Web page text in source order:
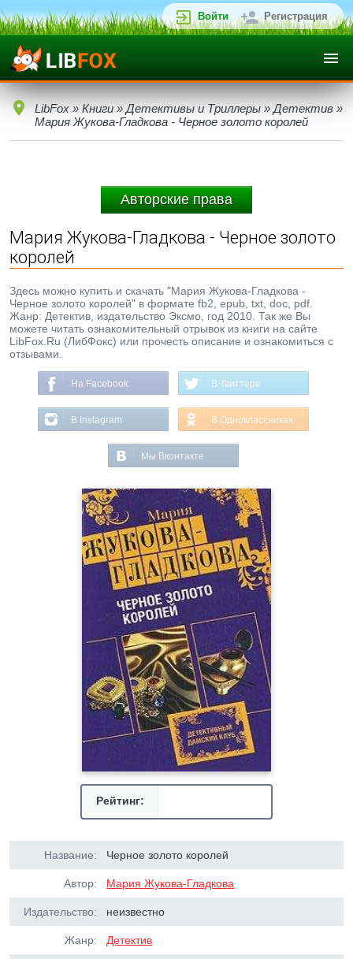
Войти Регистрация
LibFox » Книги » Детективы и Триллеры » Детектив »
Мария Жукова-Гладкова - Черное золото королей
Авторские права
Мария Жукова-Гладкова - Черное золото
королей
Здесь можно купить и скачать "Мария Жукова-Гладкова -
Черное золото королей" в формате fb2, epub, txt, doc, pdf.
Жанр: Детектив, издательство Эксмо, год 2010. Так же Вы
можете читать ознакомительный отрывок из книги на сайте
LibFox.Ru (ЛибФокс) или прочесть описание и ознакомиться с
отзывами.
На Facebook В Твиттере
В Instagram В Одноклассниках
Мы Вконтакте
Рейтинг:
Название: Черное золото королей
Автор: Мария Жукова-Гладкова
Издательство: неизвестно
Жанр: Детектив